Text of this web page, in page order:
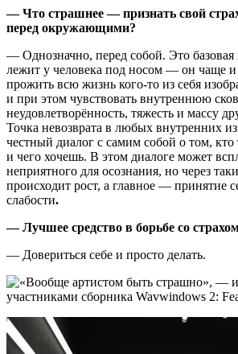
— Что страшнее — признать свой
перед окружающими?
— Однозначно, перед собой. Это базовая
лежит у человека под носом — он чаще
прожить всю жизнь кого-то из себя
и при этом чувствовать внутреннюю
неудовлетворённость, тяжесть и массу
Точка невозврата в любых внутренних
честный диалог с самим собой о том, кто
и чего хочешь. В этом диалоге может
неприятного для осознания, но через
происходит рост, а главное — принятие
слабости.
— Лучшее средство в борьбе со
— Довериться себе и просто делать.